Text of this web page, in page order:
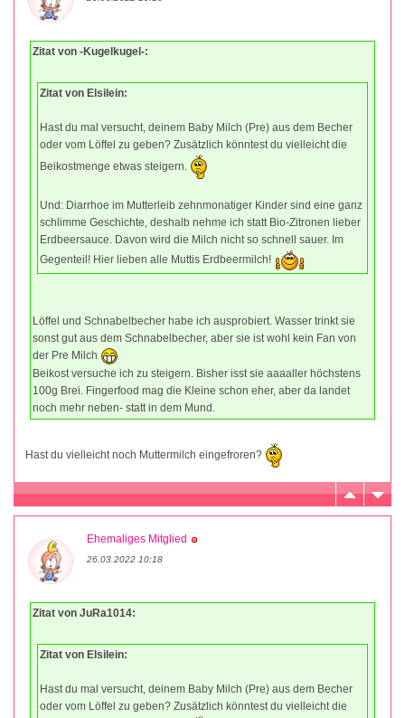
Zitat von -Kugelkugel-:
Zitat von Elsilein:
Hast du mal versucht, deinem Baby Milch (Pre) aus dem Becher
oder vom Löffel zu geben? Zusätzlich könntest du vielleicht die
Beikostmenge etwas steigern.
Und: Diarrhoe im Mutterleib zehnmonatiger Kinder sind eine ganz
schlimme Geschichte, deshalb nehme ich statt Bio-Zitronen lieber
Erdbeersauce. Davon wird die Milch nicht so schnell sauer. Im
Gegenteil! Hier lieben alle Muttis Erdbeermilch!
Löffel und Schnabelbecher habe ich ausprobiert. Wasser trinkt sie
sonst gut aus dem Schnabelbecher, aber sie ist wohl kein Fan von
der Pre Milch
Beikost versuche ich zu steigern. Bisher isst sie aaaaller höchstens
100g Brei. Fingerfood mag die Kleine schon eher, aber da landet
noch mehr neben- statt in dem Mund.
Hast du vielleicht noch Muttermilch eingefroren?
Ehemaliges Mitglied
26.03.2022 10:18
Zitat von JuRa1014:
Zitat von Elsilein:
Hast du mal versucht, deinem Baby Milch (Pre) aus dem Becher
oder vom Löffel zu geben? Zusätzlich könntest du vielleicht die